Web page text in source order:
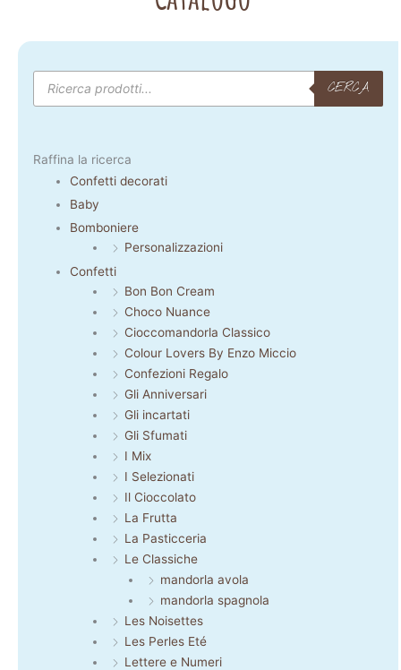
Products
search
CERCA
Raffina la ricerca
Confetti decorati
Baby
Bomboniere
Personalizzazioni
Confetti
Bon Bon Cream
Choco Nuance
Cioccomandorla Classico
Colour Lovers By Enzo Miccio
Confezioni Regalo
Gli Anniversari
Gli incartati
Gli Sfumati
I Mix
I Selezionati
Il Cioccolato
La Frutta
La Pasticceria
Le Classiche
mandorla avola
mandorla spagnola
Les Noisettes
Les Perles Eté
Lettere e Numeri